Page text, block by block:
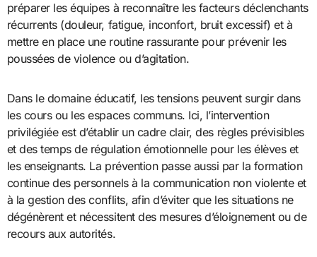
préparer les équipes à reconnaître les facteurs déclenchants
récurrents (douleur, fatigue, inconfort, bruit excessif) et à
mettre en place une routine rassurante pour prévenir les
poussées de violence ou d’agitation.
Dans le domaine éducatif, les tensions peuvent surgir dans
les cours ou les espaces communs. Ici, l’intervention
privilégiée est d’établir un cadre clair, des règles prévisibles
et des temps de régulation émotionnelle pour les élèves et
les enseignants. La prévention passe aussi par la formation
continue des personnels à la communication non violente et
à la gestion des conflits, afin d’éviter que les situations ne
dégénèrent et nécessitent des mesures d’éloignement ou de
recours aux autorités.